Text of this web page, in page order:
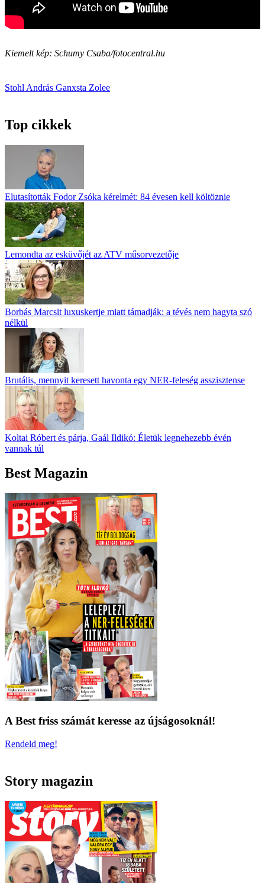
Kiemelt kép: Schumy Csaba/fotocentral.hu
Stohl András Ganxsta Zolee
Top cikkek
Elutasították Fodor Zsóka kérelmét: 84 évesen kell költöznie
Lemondta az esküvőjét az ATV műsorvezetője
Borbás Marcsit luxuskertje miatt támadják: a tévés nem hagyta szó
nélkül
Brutális, mennyit keresett havonta egy NER-feleség asszisztense
Koltai Róbert és párja, Gaál Ildikó: Életük legnehezebb évén
vannak túl
Best Magazin
A Best friss számát keresse az újságosoknál!
Rendeld meg!
Story magazin